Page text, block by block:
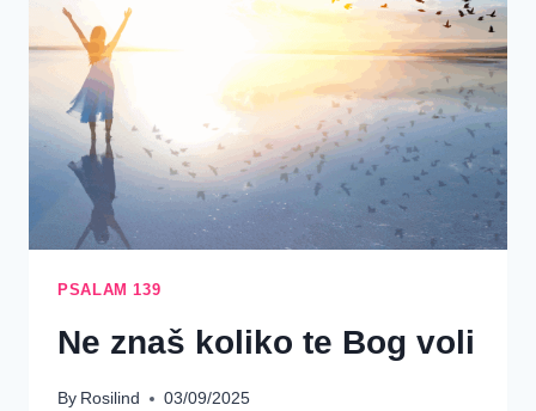
PSALAM 139
Ne znaš koliko te Bog voli
By Rosilind 03/09/2025